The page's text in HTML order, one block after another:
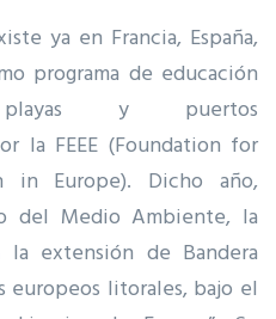
ya en Francia, España,
programa de educación
y puertos
la FEEE (Foundation for
in Europe). Dicho año,
del Medio Ambiente, la
la extensión de Bandera
europeos litorales, bajo el